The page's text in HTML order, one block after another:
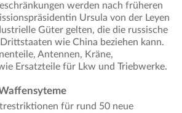
werden nach früheren
Ursula von der Leyen
Güter gelten, die die russische
wie China beziehen kann.
Antennen, Kräne,
Ersatzteile für Lkw und Triebwerke.
für rund 50 neue